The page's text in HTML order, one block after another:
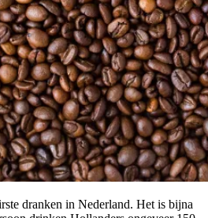
dranken in Nederland. Het is bijna